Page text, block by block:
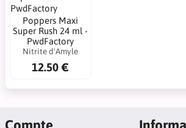
Poppers Maxi
Super Rush 24 ml -
PwdFactory
Nitrite d'Amyle
12.50 €